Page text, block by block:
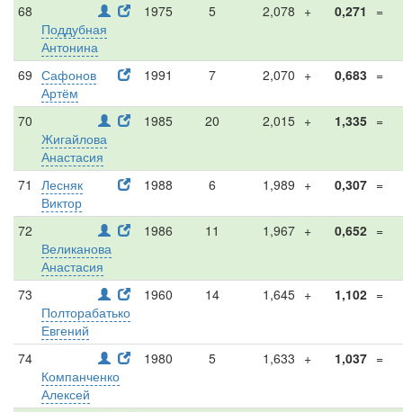
68
Поддубная
Антонина
1975 5 2,078 + 0,271 =
69 Сафонов
Артём
1991 7 2,070 + 0,683 =
70
Жигайлова
Анастасия
1985 20 2,015 + 1,335 =
71
Лесняк
Виктор
1988 6 1,989 + 0,307 =
72
Великанова
Анастасия
1986 11 1,967 + 0,652 =
73
Полторабатько
Евгений
1960 14 1,645 + 1,102 =
74
Компанченко
Алексей
1980 5 1,633 + 1,037 =